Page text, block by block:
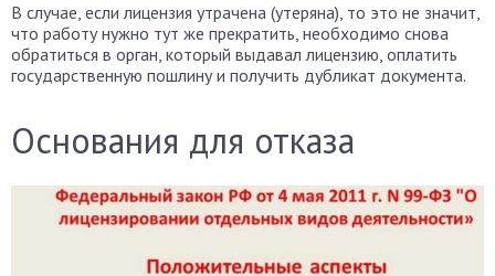
В случае, если лицензия утрачена (утеряна), то это не значит,
что работу нужно тут же прекратить, необходимо снова
обратиться в орган, который выдавал лицензию, оплатить
государственную пошлину и получить дубликат документа.
Основания для отказа